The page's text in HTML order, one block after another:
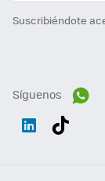
Suscribiéndote
Síguenos